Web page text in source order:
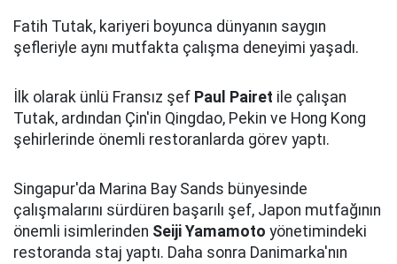
Fatih Tutak, kariyeri boyunca dünyanın saygın
şefleriyle aynı mutfakta çalışma deneyimi yaşadı.
İlk olarak ünlü Fransız şef Paul Pairet ile çalışan
Tutak, ardından Çin'in Qingdao, Pekin ve Hong Kong
şehirlerinde önemli restoranlarda görev yaptı.
Singapur'da Marina Bay Sands bünyesinde
çalışmalarını sürdüren başarılı şef, Japon mutfağının
önemli isimlerinden Seiji Yamamoto yönetimindeki
restoranda staj yaptı. Daha sonra Danimarka'nın